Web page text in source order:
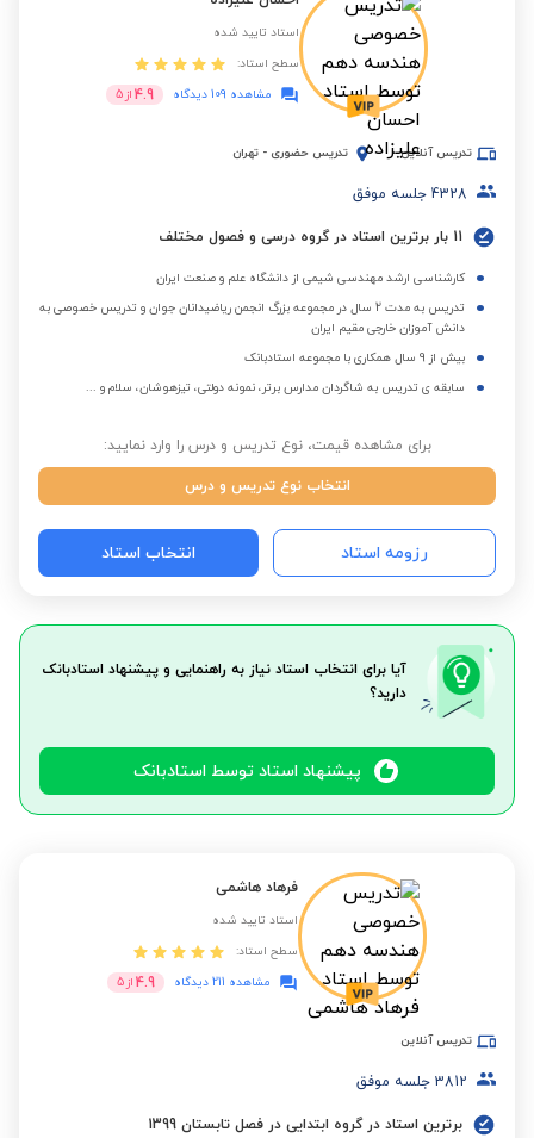
استاد تایید شده
سطح استاد:
مشاهده 109 دیدگاه
4.9 از 5
تدریس آنلاین تدریس حضوری - تهران
4328 جلسه موفق
11 بار برترین استاد در گروه درسی و فصول مختلف
کارشناسی ارشد مهندسی شیمی از دانشگاه علم و صنعت ایران
تدریس به مدت 2 سال در مجموعه بزرگ انجمن ریاضیدانان جوان و تدریس خصوصی به
دانش آموزان خارجی مقیم ایران
بیش از 9 سال همکاری با مجموعه استادبانک
سابقه ی تدریس به شاگردان مدارس برتر، نمونه دولتی، تیزهوشان، سلام و ...
برای مشاهده قیمت، نوع تدریس و درس را وارد نمایید:
انتخاب نوع تدریس و درس
رزومه استاد انتخاب استاد
آیا برای انتخاب استاد نیاز به راهنمایی و پیشنهاد استادبانک
دارید؟
پیشنهاد استاد توسط استادبانک
فرهاد هاشمی
استاد تایید شده
سطح استاد:
مشاهده 211 دیدگاه
4.9 از 5
تدریس آنلاین
3812 جلسه موفق
برترین استاد در گروه ابتدایی در فصل تابستان 1399